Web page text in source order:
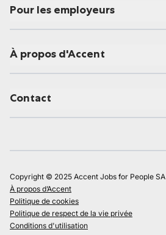
Pour les employeurs
À propos d'Accent
Contact
Copyright © 2025 Accent Jobs for People SA
À propos d’Accent
Politique de cookies
Politique de respect de la vie privée
Conditions d'utilisation